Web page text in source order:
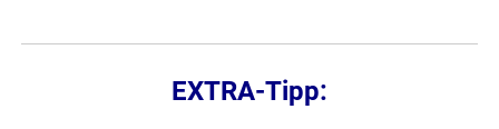
EXTRA-Tipp: